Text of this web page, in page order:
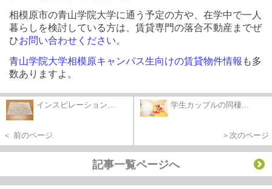
相模原市の青山学院大学に通う予定の方や、在学中で一人
暮らしを検討している方は、賃貸専門の落合不動産までぜ
ひお問い合わせください。
青山学院大学相模原キャンパス生向けの賃貸物件情報 も多
数ありますよ。
インスピレーション...
＜ 前のページ
学生カップルの同棲...
＞次のページ
記事一覧ページへ